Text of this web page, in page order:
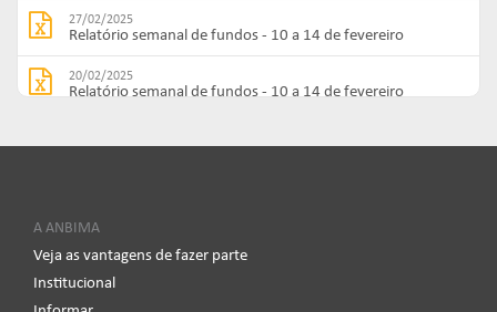
27/02/2025
Relatório semanal de fundos - 10 a 14 de fevereiro
20/02/2025
Relatório semanal de fundos - 10 a 14 de fevereiro
Relatório semanal de fundos - 3 a 7 de fevereiro
Relatório semanal de fundos - 3 a 7 de fevereiro
A ANBIMA
Veja as vantagens de fazer parte
Institucional